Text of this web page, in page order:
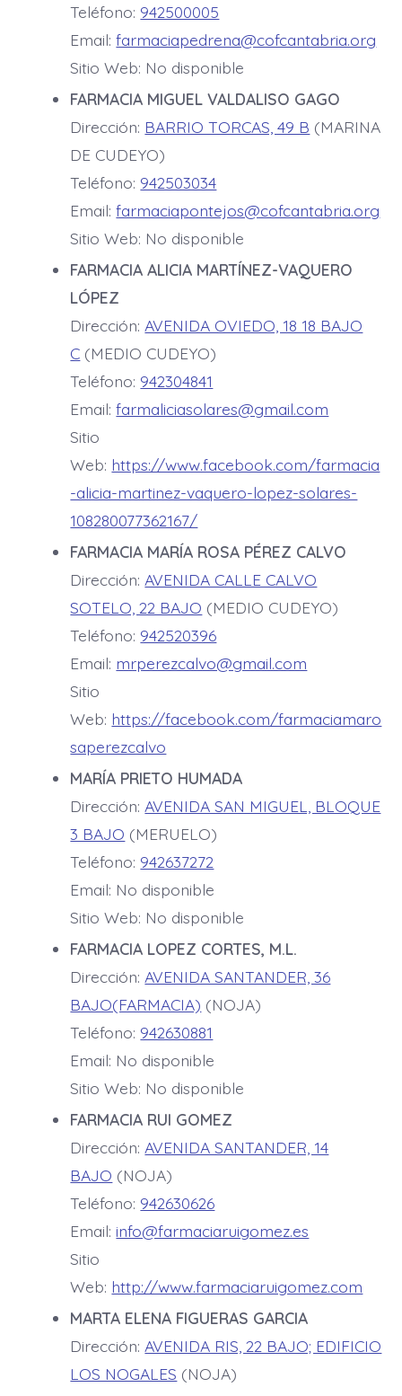
Teléfono: 942500005
Email:farmaciapedrena@cofcantabria.org
Sitio Web: No disponible
FARMACIA MIGUEL VALDALISO GAGO
Dirección: BARRIO TORCAS, 49 B (MARINA
DE CUDEYO)
Teléfono: 942503034
Email:farmaciapontejos@cofcantabria.org
Sitio Web: No disponible
FARMACIA ALICIA MARTÍNEZ-VAQUERO
LÓPEZ
Dirección:AVENIDA OVIEDO, 18 18 BAJO
C (MEDIO CUDEYO)
Teléfono: 942304841
Email:farmaliciasolares@gmail.com
Sitio
Web: https://www.facebook.com/farmacia
-alicia-martinez-vaquero-lopez-solares-
108280077362167/
FARMACIA MARÍA ROSA PÉREZ CALVO
Dirección:AVENIDA CALLE CALVO
SOTELO, 22 BAJO (MEDIO CUDEYO)
Teléfono: 942520396
Email: mrperezcalvo@gmail.com
Sitio
Web: https://facebook.com/farmaciamaro
saperezcalvo
MARÍA PRIETO HUMADA
Dirección:AVENIDA SAN MIGUEL, BLOQUE
3 BAJO (MERUELO)
Teléfono: 942637272
Email: No disponible
Sitio Web: No disponible
FARMACIA LOPEZ CORTES, M.L.
Dirección:AVENIDA SANTANDER, 36
BAJO(FARMACIA) (NOJA)
Teléfono: 942630881
Email: No disponible
Sitio Web: No disponible
FARMACIA RUI GOMEZ
Dirección:AVENIDA SANTANDER, 14
BAJO (NOJA)
Teléfono: 942630626
Email:info@farmaciaruigomez.es
Sitio
Web: http://www.farmaciaruigomez.com
MARTA ELENA FIGUERAS GARCIA
Dirección:AVENIDA RIS, 22 BAJO; EDIFICIO
LOS NOGALES (NOJA)